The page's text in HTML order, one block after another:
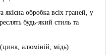
якісна обробка всіх граней, у
будь-який стиль та
алюміній, мідь)